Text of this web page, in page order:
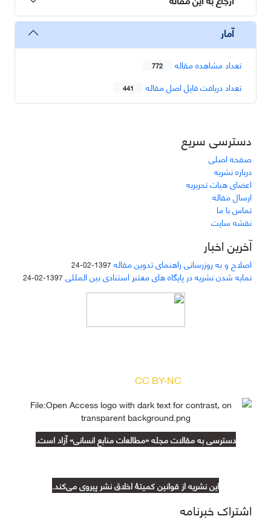
آمار
تعداد مشاهده مقاله 772
تعداد دریافت فایل اصل مقاله 441
دسترسی سریع
صفحه اصلی
درباره نشریه
اعضای هیات تحریریه
ارسال مقاله
تماس با ما
نقشه سایت
آخرین اخبار
اصلاح و به روزرسانی راهنمای تدوین مقاله 1397-02-24
نمایه شدن نشریه در پایگاه های معتبر استنادی بین المللی 1397-02-24
CC BY-NC
دسترسی به مقالات مجله «مطالعات منابع انسانی» آزاد است.
این نشریه از قوانین کمیتۀ اخلاق نشر پیروی می‌کند.
اشتراک خبرنامه